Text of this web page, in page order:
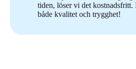
tiden, löser vi det kostnadsfritt.
både kvalitet och trygghet!